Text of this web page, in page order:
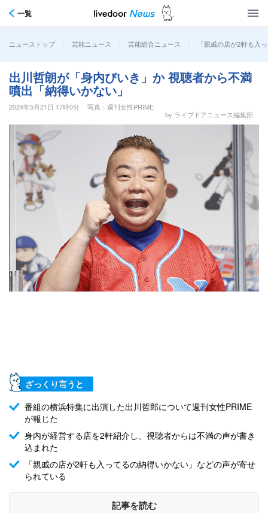
一覧
ニューストップ > 芸能ニュース > 芸能総合ニュース > 「親戚の店が2軒も入
出川哲朗が「身内びいき」か 視聴者から不満
噴出「納得いかない」
2024年5月21日 17時0分
写真：週刊女性PRIME
by ライブドアニュース編集部
ざっくり言うと
番組の横浜特集に出演した出川哲郎について週刊女性PRIME
が報じた
身内が経営する店を2軒紹介し、視聴者からは不満の声が書き
込まれた
「親戚の店が2軒も入ってるの納得いかない」などの声が寄せ
られている
記事を読む